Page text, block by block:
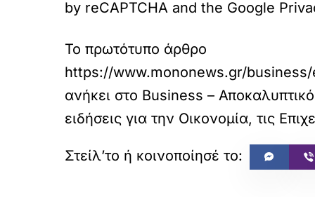
by reCAPTCHA and the Google
Το πρωτότυπο άρθρο
https://www.mononews.gr/
ανήκει στο Business –
ειδήσεις για την Οικονομία, τις